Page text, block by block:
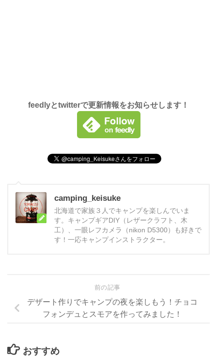
feedlyとtwitterで更新情報をお知らせします！
camping_keisuke
北海道で家族３人でキャンプを楽しんでいま
す。キャンプギアDIY（レザークラフト、木
工）、一眼レフカメラ（nikon D5300）も好きで
す！一応キャンプインストラクター。
前の記事
デザート作りでキャンプの夜を楽しもう！チョコ
フォンデュとスモアを作ってみました！
おすすめ